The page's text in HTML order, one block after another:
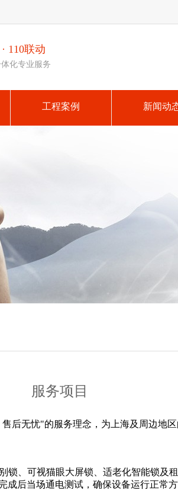
110联动
化专业服务
工程案例 新闻动
服务项目
后无忧"的服务理念，为上海及周边地
、可视猫眼大屏锁、适老化智能锁及
后当场通电测试，确保设备运行正常方